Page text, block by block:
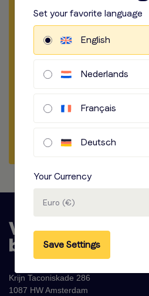
Länge Wählen
​​​
Standort der Aufnahme
​​​
How to record
​​​
Krijn Taconiskade 286
1087 HW Amsterdam
Set your favorite language
English
Nederlands
Français
Deutsch
Your Currency
Euro (€)
Save Settings